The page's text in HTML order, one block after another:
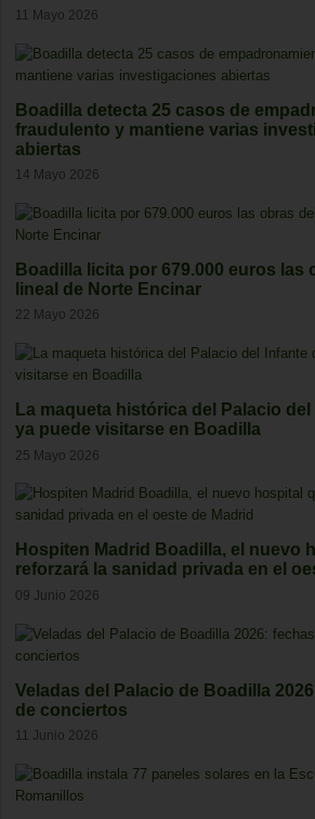
11 Mayo 2026
Boadilla detecta 25 casos de
fraudulento y mantiene varias
abiertas
14 Mayo 2026
Boadilla licita por 679.000 euros las
lineal de Norte Encinar
22 Mayo 2026
La maqueta histórica del Palacio
ya puede visitarse en Boadilla
25 Mayo 2026
Hospiten Madrid Boadilla, el nuevo
reforzará la sanidad privada en el
09 Junio 2026
Veladas del Palacio de Boadilla
de conciertos
11 Junio 2026